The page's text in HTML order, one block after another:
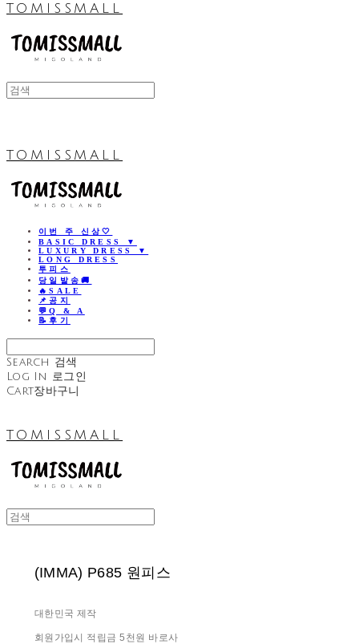
TOMISSMALL
TOMISSMALL
이번 주 신상🤍
BASIC DRESS ▼
LUXURY DRESS ▼
LONG DRESS
투피스
당일발송🚚
🔥SALE
📌공지
💬Q & A
📝후기
Search 검색
Log In 로그인
Cart장바구니
TOMISSMALL
(IMMA) P685 원피스
대한민국 제작
회원가입시 적립금 5천원 바로사